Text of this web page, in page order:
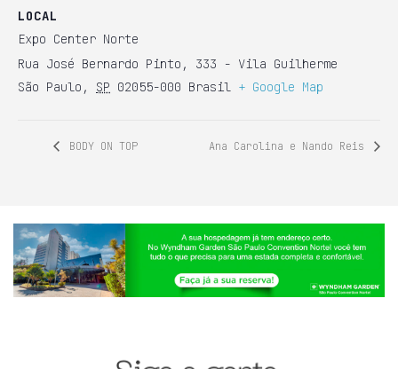
LOCAL
Expo Center Norte
Rua José Bernardo Pinto, 333 - Vila Guilherme
São Paulo , SP 02055-000 Brasil + Google Map
BODY ON TOP Ana Carolina e Nando Reis